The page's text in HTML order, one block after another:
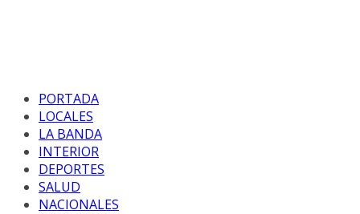
PORTADA
LOCALES
LA BANDA
INTERIOR
DEPORTES
SALUD
NACIONALES